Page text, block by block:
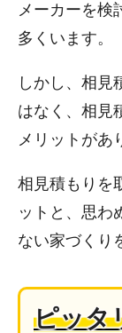
メーカーを検
多くいます。
しかし、相見
はなく、相見
メリットがあ
相見積もりを
ットと、思わ
ない家づくり
ピッタ